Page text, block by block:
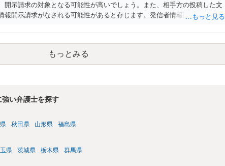
開示請求の対象となる可能性が高いでしょう。また、相手方の投稿した文
報開示請求がなされる可能性があると存じます。発信者情報開示請求が進
会がなされます。 また、された場合賠償金はいくらでしょうか。 →ケー
ら１００万単位まで様々でしょう。裁判外であれば交渉して相手方の請求
ととなるでしょう。もっとみる
い弁護士を探す
秋田県 山形県 福島県
県 茨城県 栃木県 群馬県